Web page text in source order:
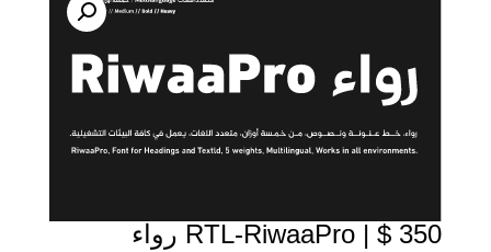
350 $ | RTL-RiwaaPro رواء